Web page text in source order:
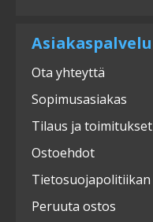
Asiakaspalvelu
Ota yhteyttä
Sopimusasiakas
Tilaus ja toimitukset
Ostoehdot
Tietosuojapolitiikan
Peruuta ostos